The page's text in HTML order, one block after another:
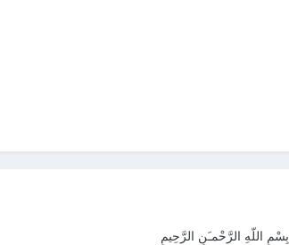
بِسْمِ اللّهِ الرَّحْمـَنِ الرَّحِيمِ